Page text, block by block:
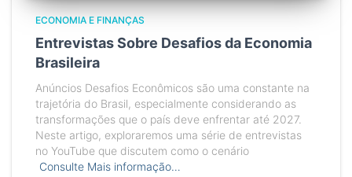
ECONOMIA E FINANÇAS
Entrevistas Sobre Desafios da Economia
Brasileira
Anúncios Desafios Econômicos são uma constante na
trajetória do Brasil, especialmente considerando as
transformações que o país deve enfrentar até 2027.
Neste artigo, exploraremos uma série de entrevistas
no YouTube que discutem como o cenário
Consulte Mais informação…